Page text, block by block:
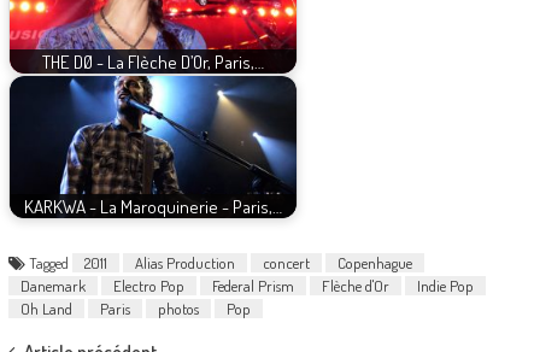
THE DØ - La Flèche D’Or, Paris,…
KARKWA - La Maroquinerie - Paris,…
Tagged 2011 Alias Production concert
Copenhague
Danemark
Electro Pop Federal Prism Flèche d'Or
Indie Pop
Oh Land
Paris photos Pop